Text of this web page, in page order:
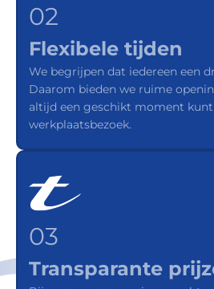
02
Flexibele tijden
We begrijpen dat iedereen een
Daarom bieden we ruime
altijd een geschikt moment
werkplaatsbezoek.
03
Transparante